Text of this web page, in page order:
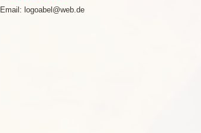
Tel:02166 420449